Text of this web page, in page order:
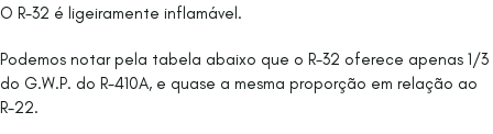
O R-32 é ligeiramente inflamável.
Podemos notar pela tabela abaixo que o R-32 oferece apenas 1/3
do G.W.P. do R-410A, e quase a mesma proporção em relação ao
R-22.